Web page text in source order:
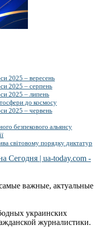
2025 – вересень
2025 – серпень
2025 – липень
до космосу
2025 – червень
безпекового альянсу
світовому порядку диктатур
важные, актуальные
украинских
журналистики.